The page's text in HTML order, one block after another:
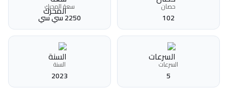
حصان
102
سعة المحرك
2250 سي سي
السرعات
5
السنة
2023